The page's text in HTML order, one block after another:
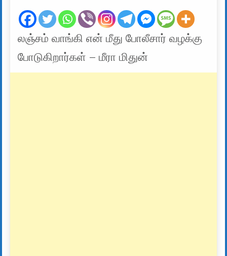
லஞ்சம் வாங்கி என் மீது போலீசார் வழக்கு
போடுகிறார்கள் – மீரா மிதுன்